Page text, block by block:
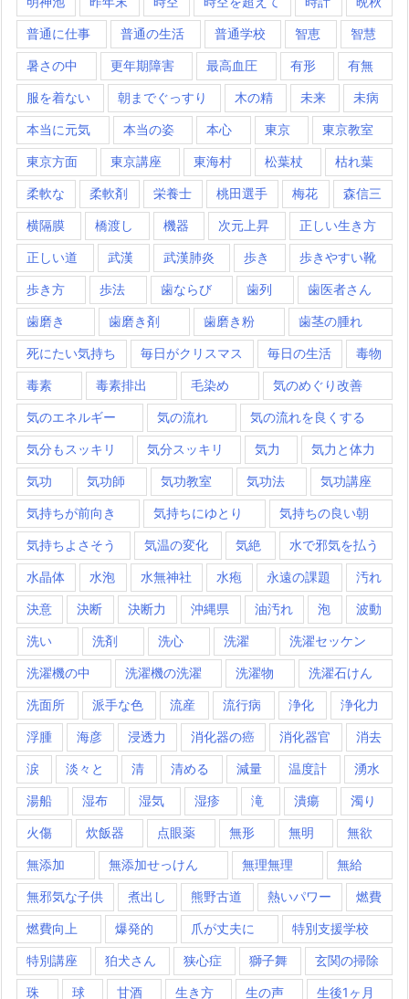
普通に仕事 普通の生活 普通学校 智恵 智慧
暑さの中 更年期障害 最高血圧 有形 有無
服を着ない 朝までぐっすり 木の精 未来 未病
本当に元気 本当の姿 本心 東京 東京教室
東京方面 東京講座 東海村 松葉杖 枯れ葉
柔軟な 柔軟剤 栄養士 桃田選手 梅花 森信三
横隔膜 橋渡し 機器 次元上昇 正しい生き方
正しい道 武漢 武漢肺炎 歩き 歩きやすい靴
歩き方 歩法 歯ならび 歯列 歯医者さん
歯磨き 歯磨き剤 歯磨き粉 歯茎の腫れ
死にたい気持ち 毎日がクリスマス 毎日の生活 毒物
毒素 毒素排出 毛染め 気のめぐり改善
気のエネルギー 気の流れ 気の流れを良くする
気分もスッキリ 気分スッキリ 気力 気力と体力
気功 気功師 気功教室 気功法 気功講座
気持ちが前向き 気持ちにゆとり 気持ちの良い朝
気持ちよさそう 気温の変化 気絶 水で邪気を払う
水晶体 水泡 水無神社 水疱 永遠の課題 汚れ
決意 決断 決断力 沖縄県 油汚れ 泡 波動
洗い 洗剤 洗心 洗濯 洗濯セッケン
洗濯機の中 洗濯機の洗濯 洗濯物 洗濯石けん
洗面所 派手な色 流産 流行病 浄化 浄化力
浮腫 海彦 浸透力 消化器の癌 消化器官 消去
涙 淡々と 清 清める 減量 温度計 湧水
湯船 湿布 湿気 湿疹 滝 潰瘍 濁り
火傷 炊飯器 点眼薬 無形 無明 無欲
無添加 無添加せっけん 無理無理 無給
無邪気な子供 煮出し 熊野古道 熱いパワー 燃費
燃費向上 爆発的 爪が丈夫に 特別支援学校
特別講座 狛犬さん 狭心症 獅子舞 玄関の掃除
珠 球 甘酒 生き方 生の声 生後1ヶ月